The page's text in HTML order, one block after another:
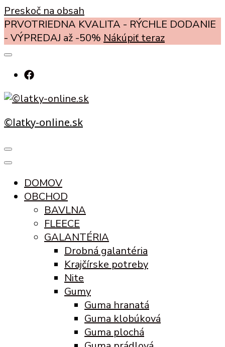
Preskoč na obsah
PRVOTRIEDNA KVALITA - RÝCHLE DODANIE
- VÝPREDAJ až -50% Nákúpiť teraz
©latky-online.sk
DOMOV
OBCHOD
BAVLNA
FLEECE
GALANTÉRIA
Drobná galantéria
Krajčírske potreby
Nite
Gumy
Guma hranatá
Guma klobúková
Guma plochá